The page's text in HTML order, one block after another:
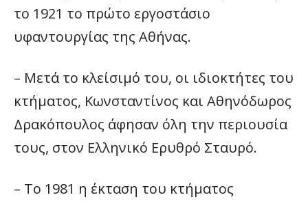
το 1921 το πρώτο εργοστάσιο
υφαντουργίας της Αθήνας.
– Μετά το κλείσιμό του, οι ιδιοκτήτες του
κτήματος, Κωνσταντίνος και Αθηνόδωρος
Δρακόπουλος άφησαν όλη την περιουσία
τους, στον Ελληνικό Ερυθρό Σταυρό.
– Το 1981 η έκταση του κτήματος